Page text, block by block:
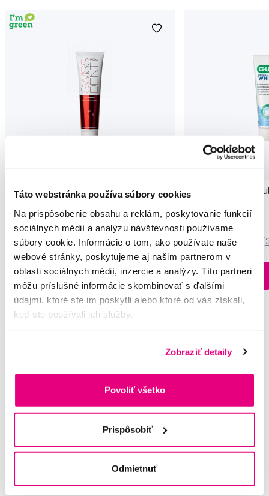
Táto webstránka používa súbory cookies
Na prispôsobenie obsahu a reklám, poskytovanie funkcií
sociálnych médií a analýzu návštevnosti používame
súbory cookie. Informácie o tom, ako používate naše
webové stránky, poskytujeme aj našim partnerom v
oblasti sociálnych médií, inzercie a analýzy. Títo partneri
môžu príslušné informácie skombinovať s ďalšími
údajmi, ktoré ste im poskytli alebo ktoré od vás získali,
keď ste používali ich služby.
Zobraziť detaily
Povoliť všetko
Prispôsobiť
Odmietnuť
SWISSDENT EXTREME bieliaca pasta,
20,10 €
5,0/5 (820x)
Do košíku
Na sklade > 5 ks
Ihneď v
3 prodejnách
Novinka
GUM OriginalWhite
9,05 €
5,0
Do košíku
Vybrané dotazy a články
Rodinne ustne centrum